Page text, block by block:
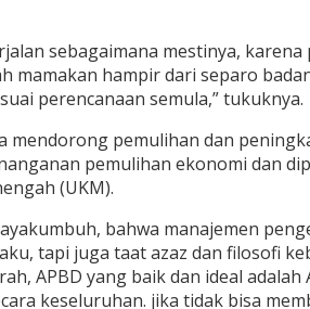
sebagaimana mestinya,
mamakan hampir dari separo
perencanaan semula,” tukuknya.
mendorong pemulihan dan
pemulihan ekonomi dan
(UKM).
bahwa manajemen
tapi juga taat azaz dan filosofi
APBD yang baik dan ideal
keseluruhan. jika tidak bisa